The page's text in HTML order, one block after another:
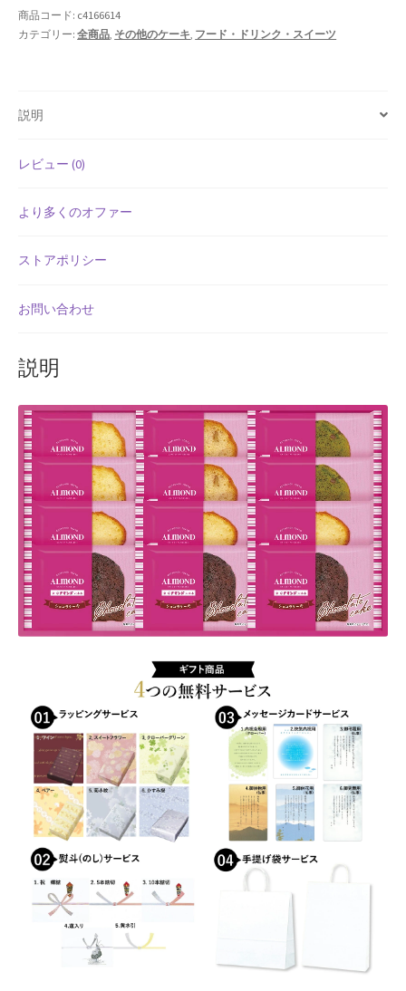
wpwBot Mobile App
アフィリエイト登録
ウィンターセール
カート
カート
ギフト特集
クイック注文フォーム
クリスマス特集
おすすめショップとは
スプリングセール
セール
テスト 「テーブル
ハロウィン特集
バレンタインデー特集
マ
ン
キ
ッ
AC-
ョ
ラ
ー
ズ
ー
キ
レ
モ
ン
く
る
み
抹
茶
あ
商品コード: c4166614
カテゴリー:全商品, その他のケーキ, フード・ドリンク・スイーツ
説明
レビュー (0)
より多くのオファー
ストアポリシー
お問い合わせ
説明